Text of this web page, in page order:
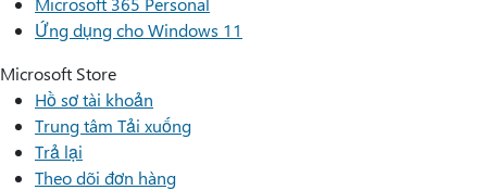
Ứng dụng cho Windows 11
Microsoft Store
Hồ sơ tài khoản
Trung tâm Tải xuống
Trả lại
Theo dõi đơn hàng